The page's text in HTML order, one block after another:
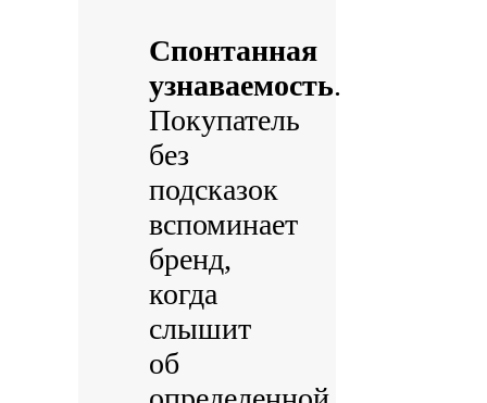
Спонтанная
узнаваемость.
Покупатель
без
подсказок
вспоминает
бренд,
когда
слышит
об